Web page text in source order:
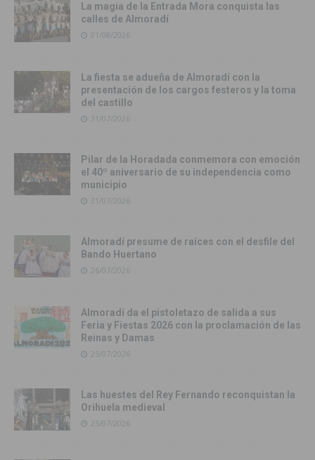
La magia de la Entrada Mora conquista las
calles de Almoradí
01/08/2026
La fiesta se adueña de Almoradí con la
presentación de los cargos festeros y la toma
del castillo
31/07/2026
Pilar de la Horadada conmemora con emoción
el 40º aniversario de su independencia como
municipio
31/07/2026
Almoradí presume de raíces con el desfile del
Bando Huertano
26/07/2026
Almoradí da el pistoletazo de salida a sus
Feria y Fiestas 2026 con la proclamación de las
Reinas y Damas
25/07/2026
Las huestes del Rey Fernando reconquistan la
Orihuela medieval
25/07/2026